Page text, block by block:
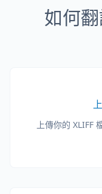
如何
上傳你的